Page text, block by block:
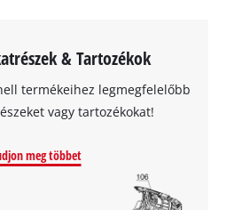
& Tartozékok
termékeihez legmegfelelőbb
vagy tartozékokat!
meg többet